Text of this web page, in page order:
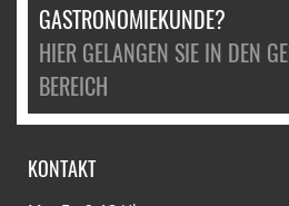
GASTRONOMIEKUNDE?
HIER GELANGEN SIE IN DEN
BEREICH
KONTAKT